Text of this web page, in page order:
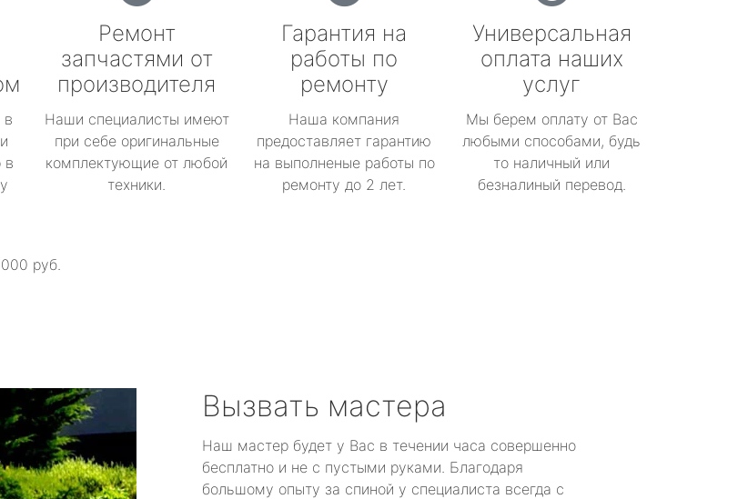
в
в
Ремонт
запчастями от
производителя
Наши специалисты имеют
при себе оригинальные
комплектующие от любой
техники.
Гарантия на
работы по
ремонту
Наша компания
предоставляет гарантию
на выполненые работы по
ремонту до 2 лет.
Универсальная
оплата наших
услуг
Мы берем оплату от Вас
любыми способами, будь
то наличный или
безналиный перевод.
руб.
Вызвать мастера
Наш мастер будет у Вас в течении часа совершенно
бесплатно и не с пустыми руками. Благодаря
большому опыту за спиной у специалиста всегда с